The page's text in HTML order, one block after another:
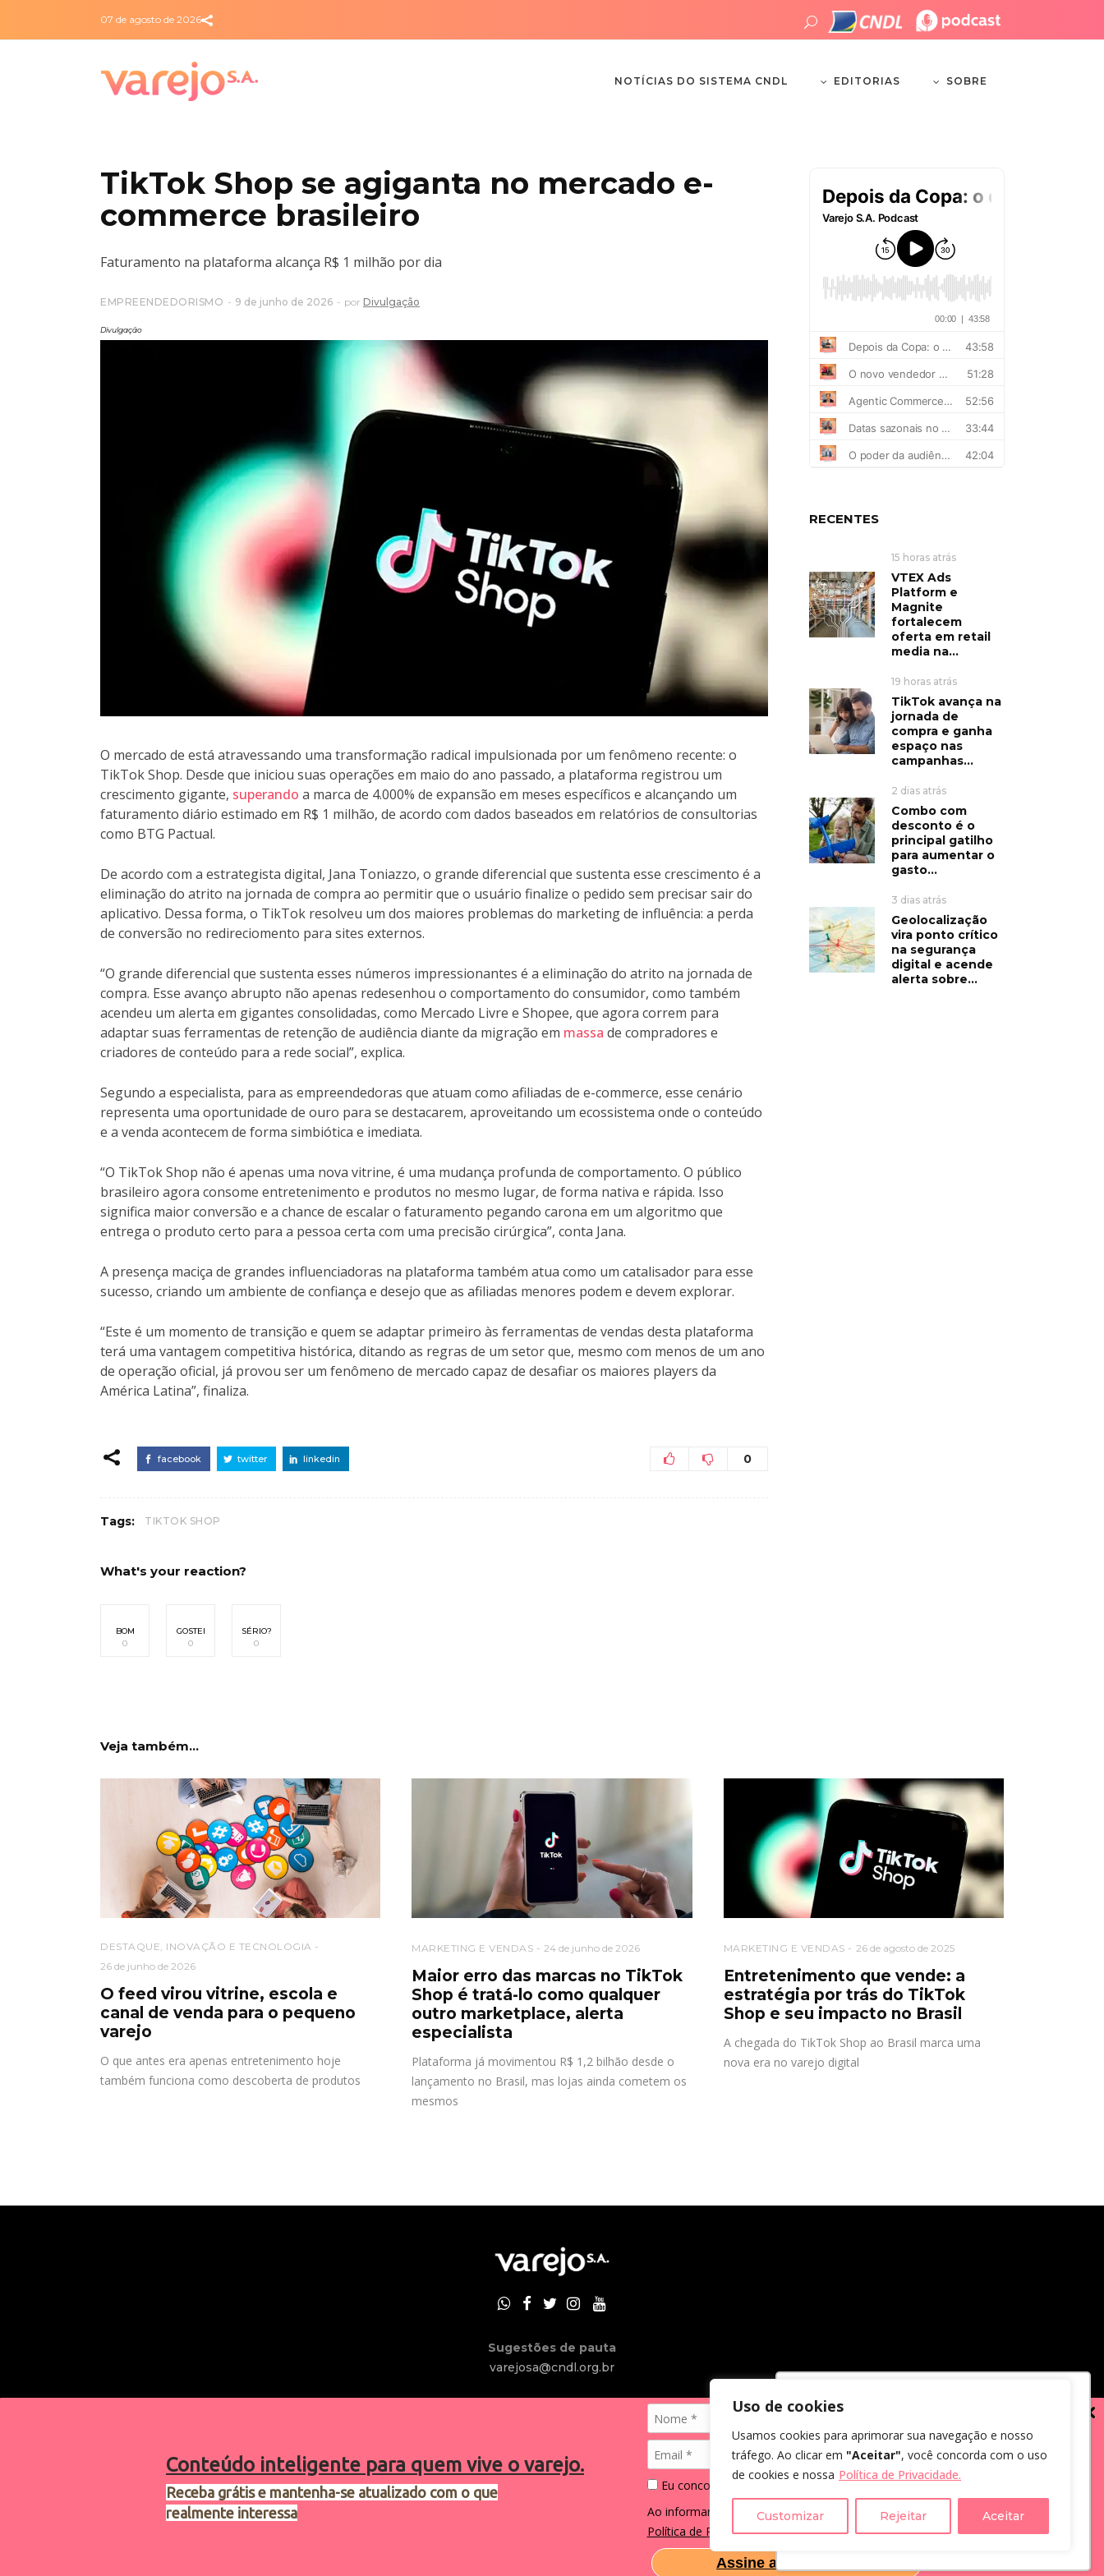
Conteúdo inteligente para quem vive o varejo.
Receba grátis e mantenha-se atualizado com o que
realmente interessa
Eu concordo em receber comunicações.
Ao informar meus dados, eu concordo com a
Política de Privacidade.
Assine a Newsletter
Utilizamos cookies para oferecer melhor
experiência, melhorar o desempenho,
analisar como você interage em nosso
site e personalizar conteúdo.
Recusar Cookies Aceitar Cookies
Uso de cookies
Usamos cookies para aprimorar sua navegação e nosso
tráfego. Ao clicar em "Aceitar", você concorda com o uso
de cookies e nossa Política de Privacidade.
Customizar Rejeitar Aceitar
07 de agosto de 2026
NOTÍCIAS DO SISTEMA CNDL EDITORIAS SOBRE
TikTok Shop se agiganta no mercado e-
commerce brasileiro
Faturamento na plataforma alcança R$ 1 milhão por dia
EMPREENDEDORISMO 9 de junho de 2026 por Divulgação
Divulgação
O mercado de está atravessando uma transformação radical impulsionada por um fenômeno recente: o
TikTok Shop. Desde que iniciou suas operações em maio do ano passado, a plataforma registrou um
crescimento gigante, superando a marca de 4.000% de expansão em meses específicos e alcançando um
faturamento diário estimado em R$ 1 milhão, de acordo com dados baseados em relatórios de consultorias
como BTG Pactual.
De acordo com a estrategista digital, Jana Toniazzo, o grande diferencial que sustenta esse crescimento é a
eliminação do atrito na jornada de compra ao permitir que o usuário finalize o pedido sem precisar sair do
aplicativo. Dessa forma, o TikTok resolveu um dos maiores problemas do marketing de influência: a perda
de conversão no redireciomento para sites externos.
“O grande diferencial que sustenta esses números impressionantes é a eliminação do atrito na jornada de
compra. Esse avanço abrupto não apenas redesenhou o comportamento do consumidor, como também
acendeu um alerta em gigantes consolidadas, como Mercado Livre e Shopee, que agora correm para
adaptar suas ferramentas de retenção de audiência diante da migração em massa de compradores e
criadores de conteúdo para a rede social”, explica.
Segundo a especialista, para as empreendedoras que atuam como afiliadas de e-commerce, esse cenário
representa uma oportunidade de ouro para se destacarem, aproveitando um ecossistema onde o conteúdo
e a venda acontecem de forma simbiótica e imediata.
“O TikTok Shop não é apenas uma nova vitrine, é uma mudança profunda de comportamento. O público
brasileiro agora consome entretenimento e produtos no mesmo lugar, de forma nativa e rápida. Isso
significa maior conversão e a chance de escalar o faturamento pegando carona em um algoritmo que
entrega o produto certo para a pessoa certa com uma precisão cirúrgica”, conta Jana.
A presença maciça de grandes influenciadoras na plataforma também atua como um catalisador para esse
sucesso, criando um ambiente de confiança e desejo que as afiliadas menores podem e devem explorar.
“Este é um momento de transição e quem se adaptar primeiro às ferramentas de vendas desta plataforma
terá uma vantagem competitiva histórica, ditando as regras de um setor que, mesmo com menos de um ano
de operação oficial, já provou ser um fenômeno de mercado capaz de desafiar os maiores players da
América Latina”, finaliza.
facebook twitter linkedin 0
Tags: TIKTOK SHOP
What's your reaction?
BOM
0
GOSTEI
0
SÉRIO?
0
RECENTES
15 horas atrás
VTEX Ads
Platform e
Magnite
fortalecem
oferta em retail
media na...
19 horas atrás
TikTok avança na
jornada de
compra e ganha
espaço nas
campanhas...
2 dias atrás
Combo com
desconto é o
principal gatilho
para aumentar o
gasto...
3 dias atrás
Geolocalização
vira ponto crítico
na segurança
digital e acende
alerta sobre...
Veja também...
DESTAQUE, INOVAÇÃO E TECNOLOGIA
26 de junho de 2026
O feed virou vitrine, escola e
canal de venda para o pequeno
varejo
O que antes era apenas entretenimento hoje
também funciona como descoberta de produtos
MARKETING E VENDAS 24 de junho de 2026
Maior erro das marcas no TikTok
Shop é tratá-lo como qualquer
outro marketplace, alerta
especialista
Plataforma já movimentou R$ 1,2 bilhão desde o
lançamento no Brasil, mas lojas ainda cometem os
mesmos
MARKETING E VENDAS 26 de agosto de 2025
Entretenimento que vende: a
estratégia por trás do TikTok
Shop e seu impacto no Brasil
A chegada do TikTok Shop ao Brasil marca uma
nova era no varejo digital
Sugestões de pauta
varejosa@cndl.org.br
2024®. Todos os direitos reservados.